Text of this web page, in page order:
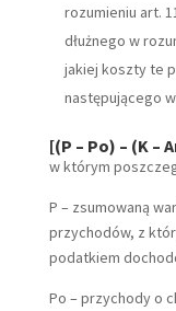
rozumieniu art.
dłużnego w
jakiej koszty te
następującego
[(P – Po) – (K –
w którym
P – zsumowaną
przychodów, z
podatkiem
Po – przychody o